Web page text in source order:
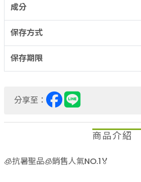
成分
保存方式
保存期限
分享至：
商品介紹
🧊抗暑聖品🧊銷售人氣NO.1🏅